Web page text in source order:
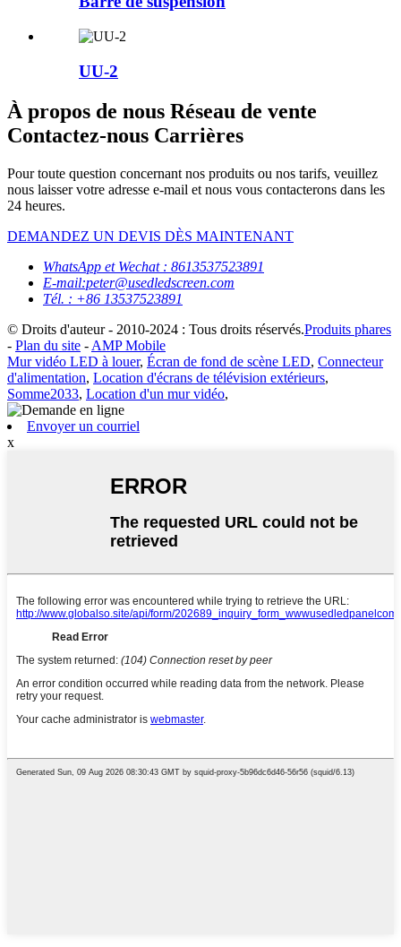
UU-2
À propos de nous Réseau de vente
Contactez-nous Carrières
Pour toute question concernant nos produits ou nos tarifs, veuillez
nous laisser votre adresse e-mail et nous vous contacterons dans les
24 heures.
DEMANDEZ UN DEVIS DÈS MAINTENANT
WhatsApp et Wechat : 8613537523891
E-mail:peter@usedledscreen.com
Tél. : +86 13537523891
© Droits d'auteur - 2010-2024 : Tous droits réservés.Produits phares
- Plan du site - AMP Mobile
Mur vidéo LED à louer, Écran de fond de scène LED, Connecteur
d'alimentation, Location d'écrans de télévision extérieurs,
Somme2033, Location d'un mur vidéo,
Envoyer un courriel
x